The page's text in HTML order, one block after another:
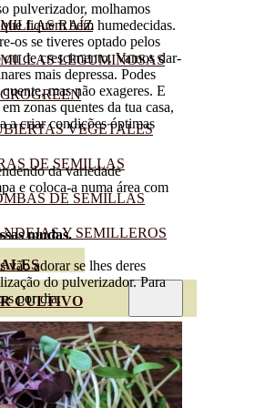
RAÍZ
LEGUMINOSAS
VEGETALES
DE SEMILLAS
DE SEMILLAS
Y SEMILLEROS
CULTIVO
TODOS
pulverizador, molhamos
fiquem bem humedecidas.
os se tiveres optado pelos
de crescimento. Vamos dar-
mais depressa. Podes
mas não exageres. E
zonas quentes da tua casa,
a criar condições óptimas
da variedade
e coloca-a numa área com
mudas.
vão adorar se lhes deres
do pulverizador. Para
por dia.